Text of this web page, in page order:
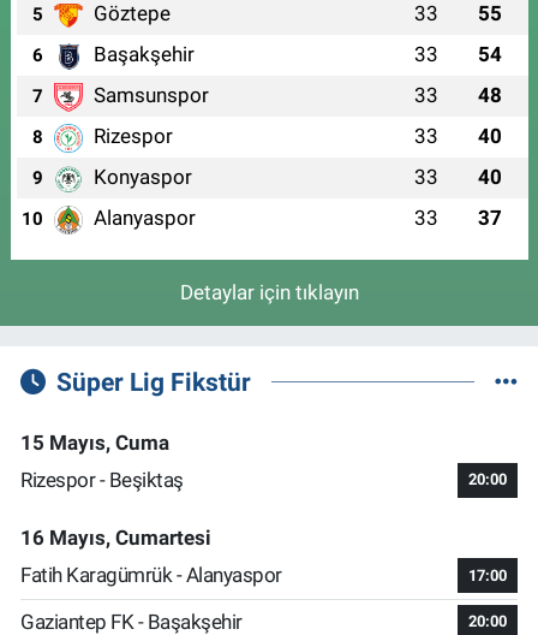
5 Göztepe 33 55
6 Başakşehir 33 54
7 Samsunspor 33 48
8 Rizespor 33 40
9 Konyaspor 33 40
10 Alanyaspor 33 37
Detaylar için tıklayın
Süper Lig Fikstür
15 Mayıs, Cuma
Rizespor - Beşiktaş
20:00
16 Mayıs, Cumartesi
Fatih Karagümrük - Alanyaspor
17:00
Gaziantep FK - Başakşehir 20:00